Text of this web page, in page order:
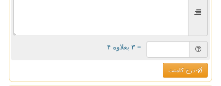
= ۳ بعلاوه ۴
درج کامنت